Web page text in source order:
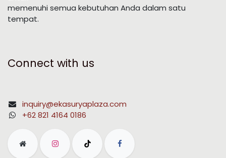
memenuhi semua kebutuhan Anda dalam satu
tempat.
Connect with us
inquiry@ekasuryaplaza.com
+62 821 4164 0186